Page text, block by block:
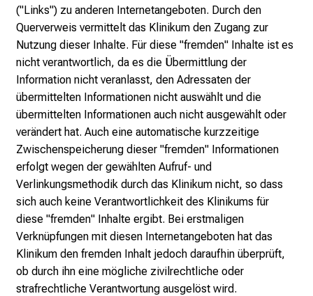
("Links") zu anderen Internetangeboten. Durch den
Querverweis vermittelt das Klinikum den Zugang zur
Nutzung dieser Inhalte. Für diese "fremden" Inhalte ist es
nicht verantwortlich, da es die Übermittlung der
Information nicht veranlasst, den Adressaten der
übermittelten Informationen nicht auswählt und die
übermittelten Informationen auch nicht ausgewählt oder
verändert hat. Auch eine automatische kurzzeitige
Zwischenspeicherung dieser "fremden" Informationen
erfolgt wegen der gewählten Aufruf- und
Verlinkungsmethodik durch das Klinikum nicht, so dass
sich auch keine Verantwortlichkeit des Klinikums für
diese "fremden" Inhalte ergibt. Bei erstmaligen
Verknüpfungen mit diesen Internetangeboten hat das
Klinikum den fremden Inhalt jedoch daraufhin überprüft,
ob durch ihn eine mögliche zivilrechtliche oder
strafrechtliche Verantwortung ausgelöst wird.